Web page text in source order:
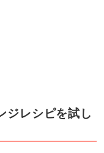
ジレシピを試し